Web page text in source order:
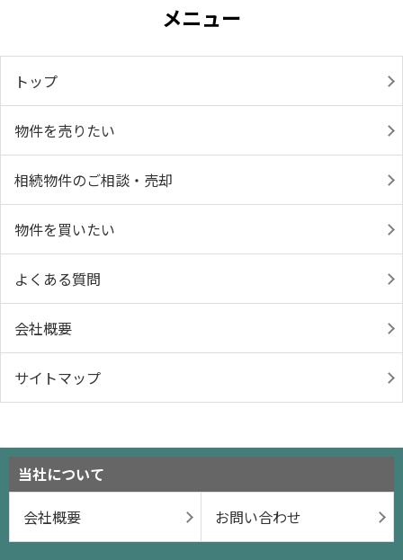
メニュー
トップ
物件を売りたい
相続物件のご相談・売却
物件を買いたい
よくある質問
会社概要
サイトマップ
当社について
会社概要
お問い合わせ